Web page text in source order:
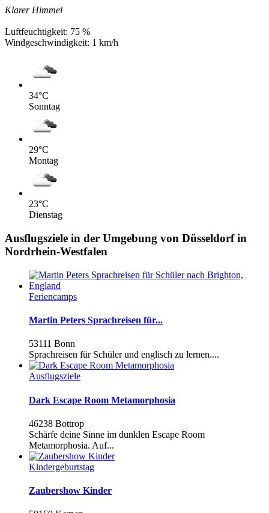
Klarer Himmel
Luftfeuchtigkeit: 75 %
Windgeschwindigkeit: 1 km/h
34°C
Sonntag
29°C
Montag
23°C
Dienstag
Ausflugsziele in der Umgebung von Düsseldorf in
Nordrhein-Westfalen
Feriencamps
Martin Peters Sprachreisen für...
53111 Bonn
Sprachreisen für Schüler und englisch zu lernen....
Ausflugsziele
Dark Escape Room Metamorphosia
46238 Bottrop
Schärfe deine Sinne im dunklen Escape Room
Metamorphosia. Auf...
Kindergeburtstag
Zaubershow Kinder